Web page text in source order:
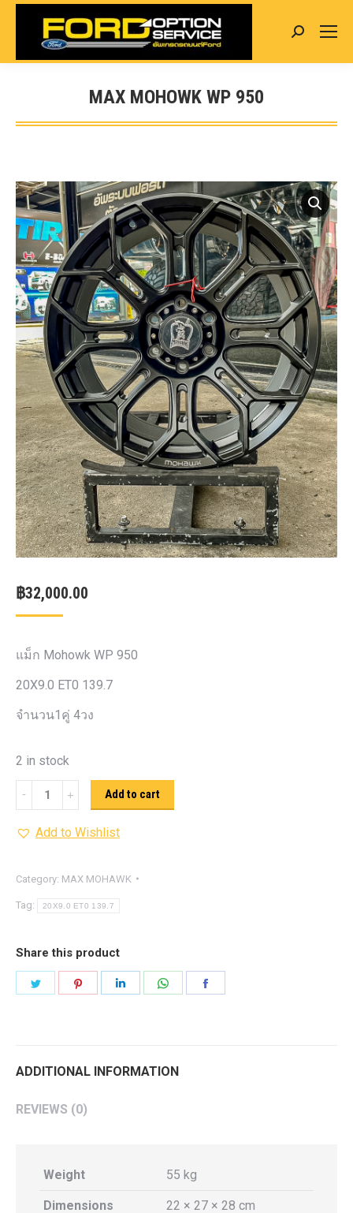
Search:
MAX MOHOWK WP 950
You are here:
฿32,000.00
แม็ก Mohowk WP 950
20X9.0 ET0 139.7
จำนวน1คู่ 4วง
2 in stock
Mohowk
WP
quantity
Add to cart
Add to Wishlist
Category: MAX MOHAWK
Tag: 20X9.0 ET0 139.7
Share this product
ADDITIONAL INFORMATION
REVIEWS (0)
Weight 55 kg
Dimensions 22 × 27 × 28 cm